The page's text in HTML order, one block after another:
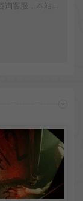
客服，本站